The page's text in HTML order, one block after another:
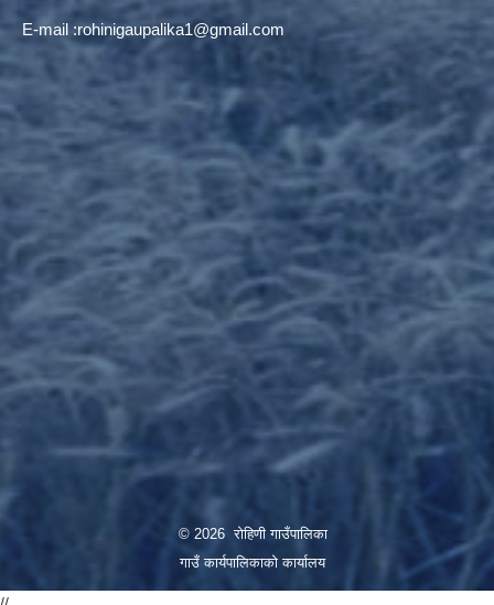
E-mail :rohinigaupalika1@gmail.com
© 2026 रोहिणी गाउँपालिका
गाउँ कार्यपालिकाको कार्यालय